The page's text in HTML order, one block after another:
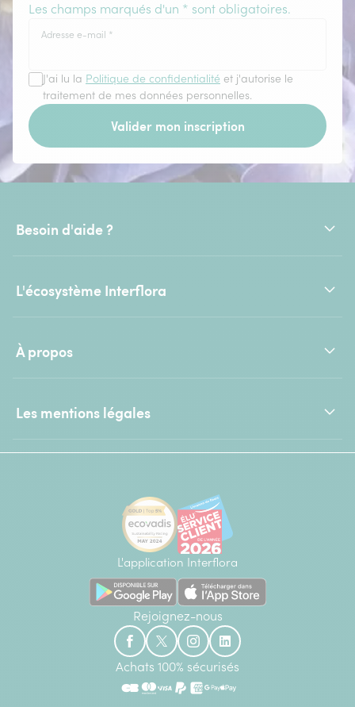
Les champs marqués d'un * sont obligatoires.
Adresse e-mail *
J'ai lu la Politique de confidentialité et j'autorise le
traitement de mes données personnelles.
Valider mon inscription
Besoin d'aide ?
L'écosystème Interflora
À propos
Les mentions légales
L'application Interflora
Rejoignez-nous
Achats 100% sécurisés